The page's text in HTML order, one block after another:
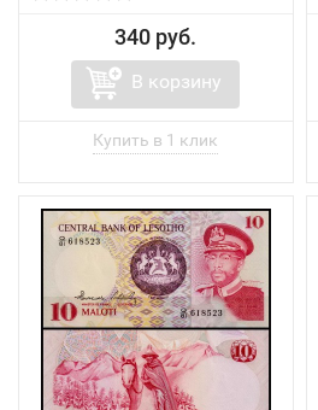
340 руб.
В корзину